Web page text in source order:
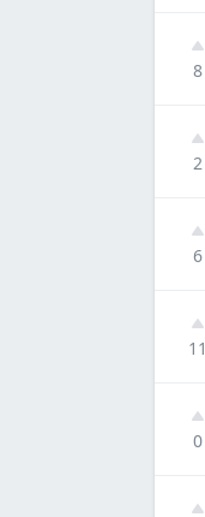
8
2
6
11
0